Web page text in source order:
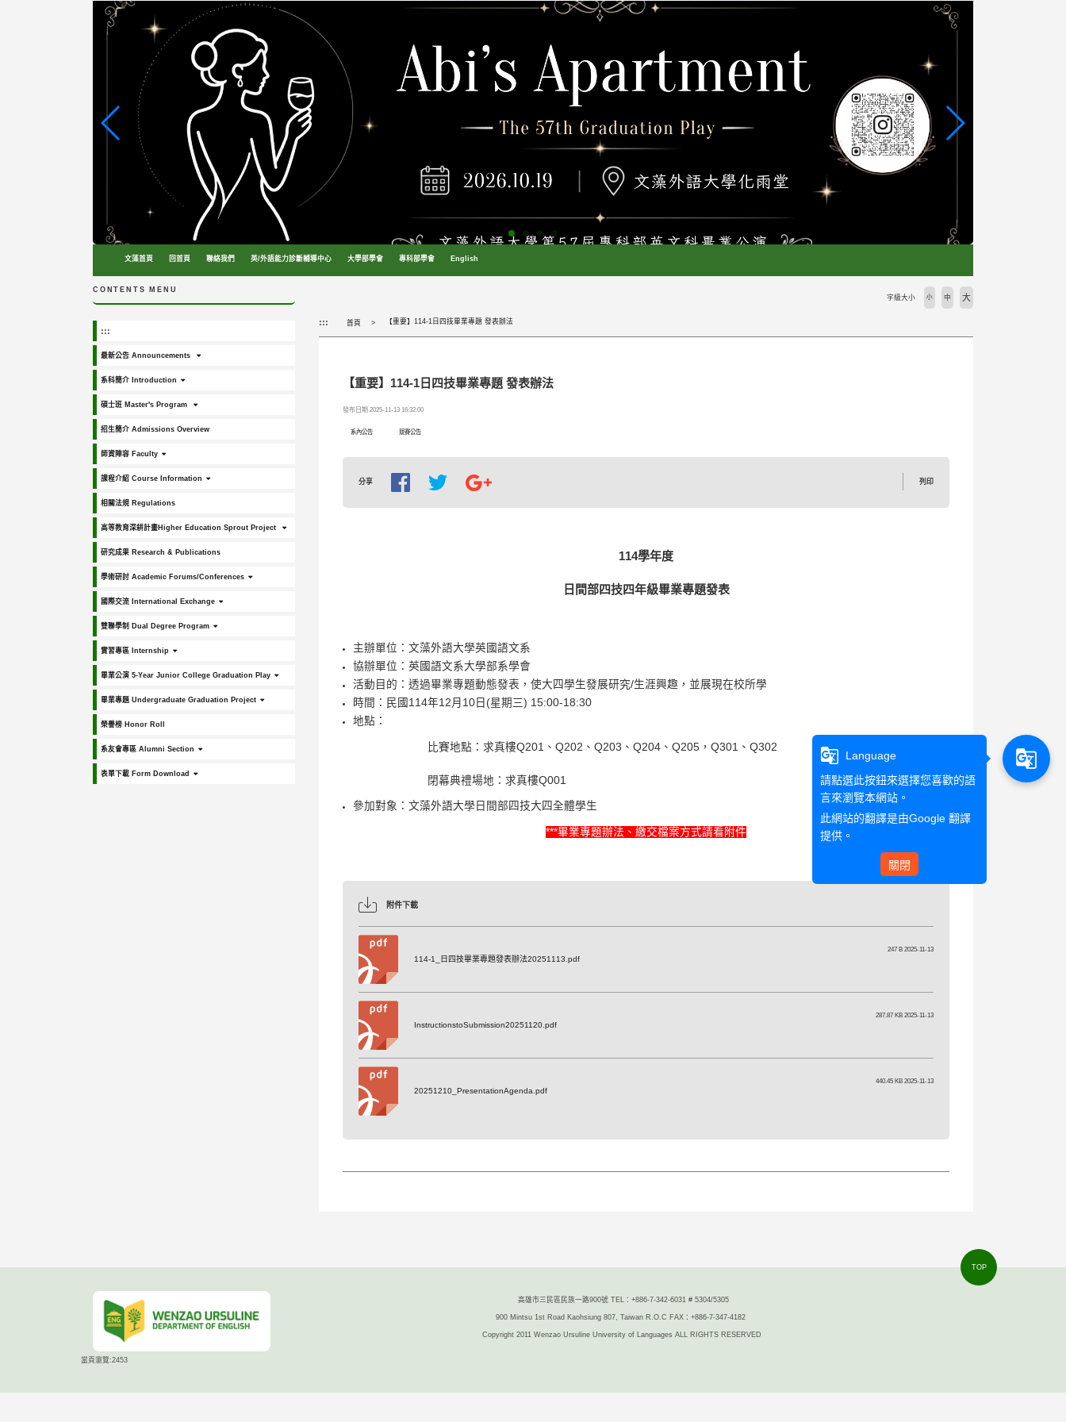
文藻首頁 回首頁 聯絡我們 英/外語能力診斷輔導中心 大學部學會 專科部學會 English
CONTENTS MENU
:::
最新公告 Announcements
系科簡介 Introduction
碩士班 Master's Program
招生簡介 Admissions Overview
師資陣容 Faculty
課程介紹 Course Information
相關法規 Regulations
高等教育深耕計畫Higher Education Sprout Project
研究成果 Research & Publications
學術研討 Academic Forums/Conferences
國際交流 International Exchange
雙聯學制 Dual Degree Program
實習專區 Internship
畢業公演 5-Year Junior College Graduation Play
畢業專題 Undergraduate Graduation Project
榮譽榜 Honor Roll
系友會專區 Alumni Section
表單下載 Form Download
::: 首頁 【重要】114-1日四技畢業專題 發表辦法
字級大小 小 中 大
【重要】114-1日四技畢業專題 發表辦法
發布日期 2025-11-13 16:32:00
系內公告 競賽公告
分享 列印
114學年度
日間部四技四年級畢業專題發表
主辦單位：文藻外語大學英國語文系
協辦單位：英國語文系大學部系學會
活動目的：透過畢業專題動態發表，使大四學生發展研究/生涯興趣，並展現在校所學
時間：民國114年12月10日(星期三) 15:00-18:30
地點：
比賽地點：求真樓Q201、Q202、Q203、Q204、Q205，Q301、Q302
閉幕典禮場地：求真樓Q001
參加對象：文藻外語大學日間部四技大四全體學生
***畢業專題辦法、繳交檔案方式請看附件
附件下載
114-1_日四技畢業專題發表辦法20251113.pdf
247 B 2025-11-13
InstructionstoSubmission20251120.pdf
287.87 KB 2025-11-13
20251210_PresentationAgenda.pdf
440.45 KB 2025-11-13
高雄市三民區民族一路900號 TEL：+886-7-342-6031 # 5304/5305
900 Mintsu 1st Road Kaohsiung 807, Taiwan R.O.C FAX：+886-7-347-4182
Copyright 2011 Wenzao Ursuline University of Languages ALL RIGHTS RESERVED
當頁瀏覽:2453
TOP
g_translate
Language
請點選此按鈕來選擇您喜歡的語
言來瀏覽本網站。
此網站的翻譯是由Google 翻譯
提供。
關閉
g_translate